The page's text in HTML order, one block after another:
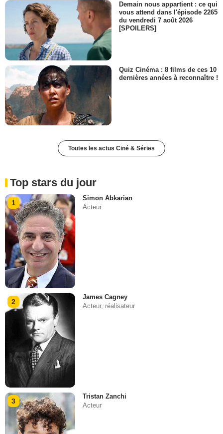
Demain nous appartient : ce qui
vous attend dans l'épisode 2265
du vendredi 7 août 2026
[SPOILERS]
Quiz Cinéma : 8 films de ces 10
dernières années à reconnaître !
Toutes les actus Ciné & Séries
Top stars du jour
1
Simon Abkarian
Acteur
2
James Cagney
Acteur, réalisateur
3
Tristan Zanchi
Acteur